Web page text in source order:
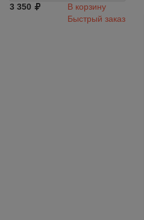
3 350
В корзину
Быстрый заказ